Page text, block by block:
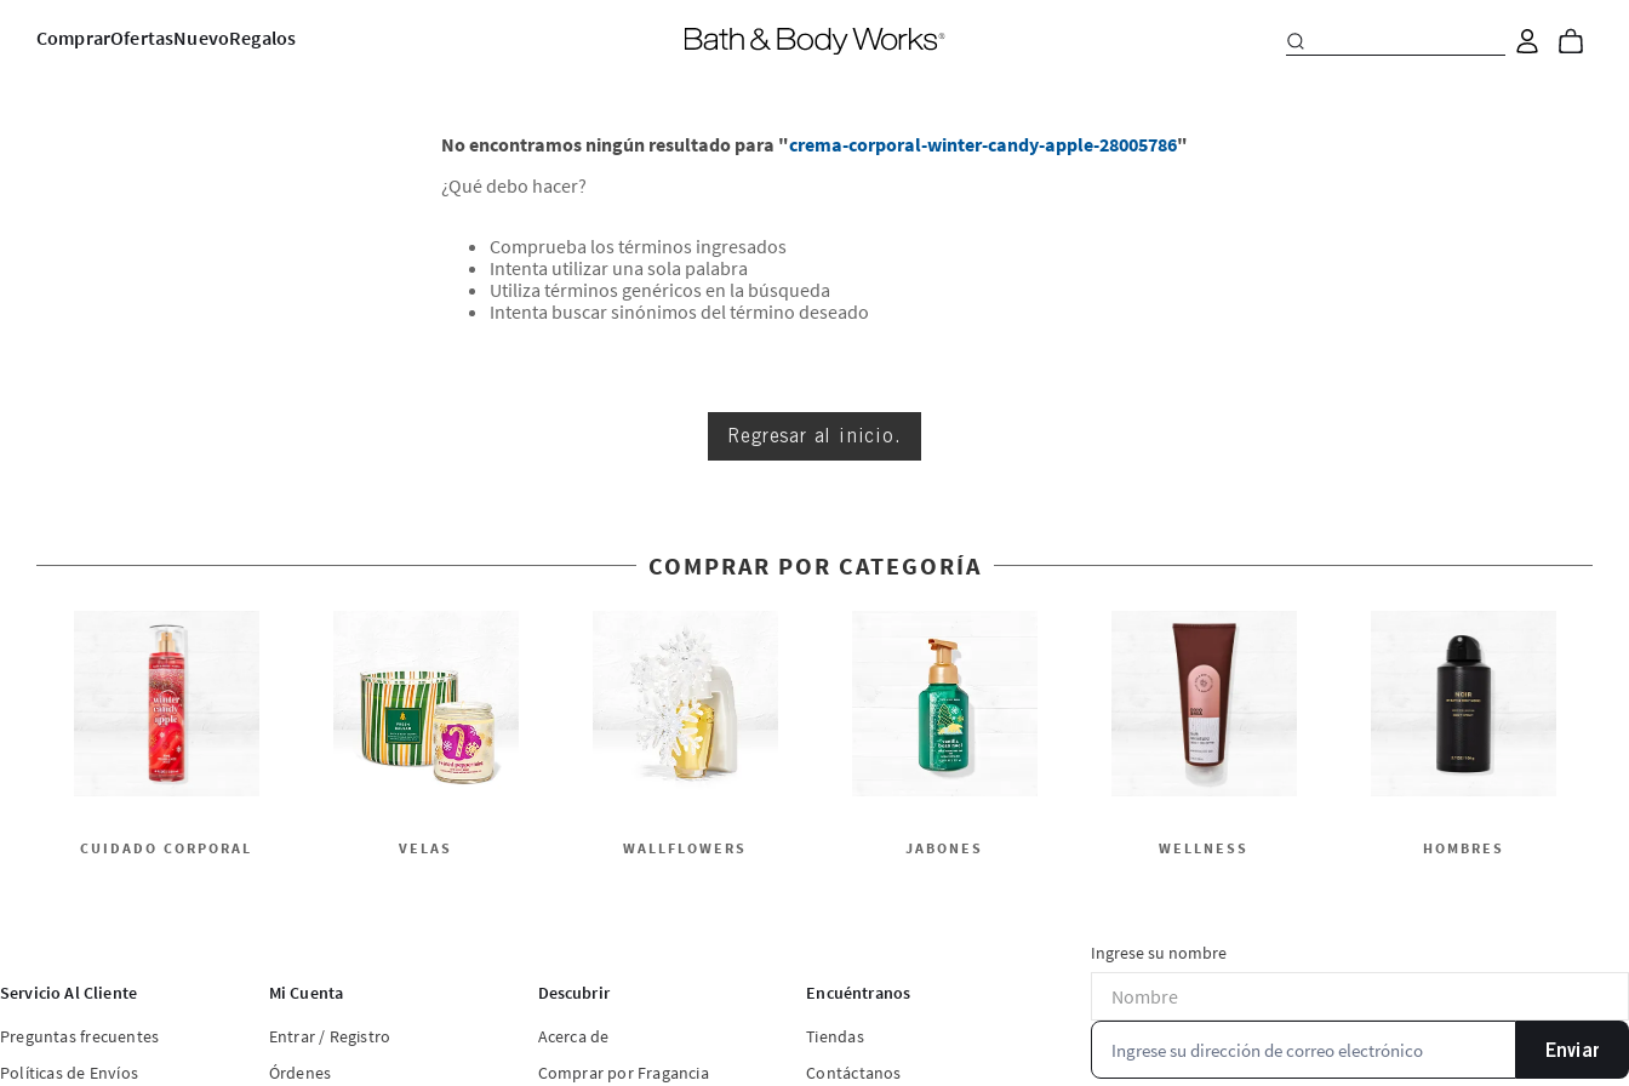
ComprarOfertasNuevoRegalos
No encontramos ningún resultado para "crema-corporal-winter-candy-apple-28005786"
¿Qué debo hacer?
Comprueba los términos ingresados
Intenta utilizar una sola palabra
Utiliza términos genéricos en la búsqueda
Intenta buscar sinónimos del término deseado
Regresar al inicio.
COMPRAR POR CATEGORÍA
CUIDADO CORPORAL VELAS WALLFLOWERS JABONES WELLNESS HOMBRES
Servicio Al Cliente
Preguntas frecuentes
Políticas de Envíos
Mi Cuenta
Entrar / Registro
Órdenes
Descubrir
Acerca de
Comprar por Fragancia
Encuéntranos
Tiendas
Contáctanos
Ingrese su nombre
Enviar